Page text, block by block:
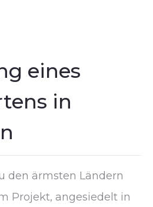
eines
in
den ärmsten Ländern
Projekt, angesiedelt in